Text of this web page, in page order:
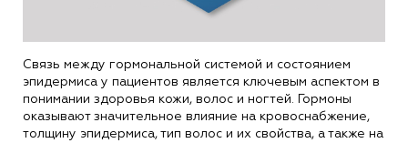
Связь между гормональной системой и состоянием
эпидермиса у пациентов является ключевым аспектом в
понимании здоровья кожи, волос и ногтей. Гормоны
оказывают значительное влияние на кровоснабжение,
толщину эпидермиса, тип волос и их свойства, а также на